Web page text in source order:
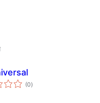
(0कुल
रेटिङ्गहरू
)